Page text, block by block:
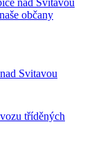
občany
Svitavou
tříděných